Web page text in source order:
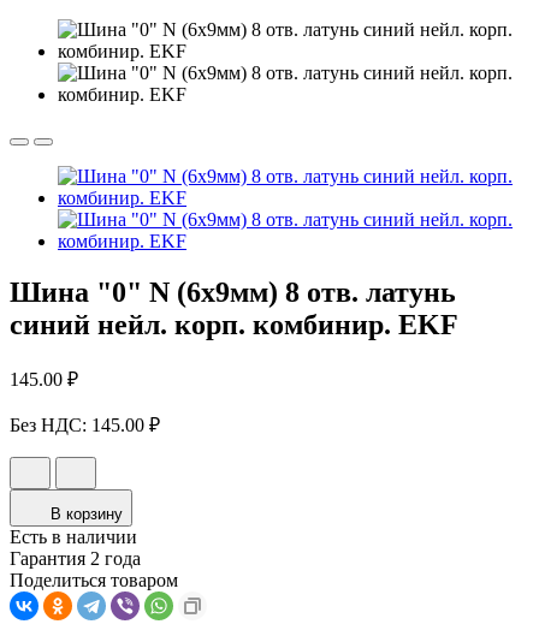
Шина "0" N (6x9мм) 8 отв. латунь
синий нейл. корп. комбинир. EKF
145.00 ₽
Без НДС: 145.00 ₽
В корзину
Есть в наличии
Гарантия 2 года
Поделиться товаром